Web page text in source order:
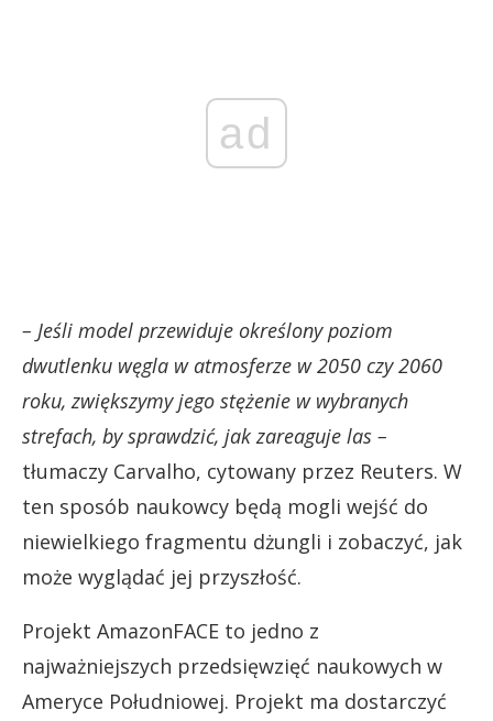
ad
– Jeśli model przewiduje określony poziom
dwutlenku węgla w atmosferze w 2050 czy 2060
roku, zwiększymy jego stężenie w wybranych
strefach, by sprawdzić, jak zareaguje las –
tłumaczy Carvalho, cytowany przez Reuters. W
ten sposób naukowcy będą mogli wejść do
niewielkiego fragmentu dżungli i zobaczyć, jak
może wyglądać jej przyszłość.
Projekt AmazonFACE to jedno z
najważniejszych przedsięwzięć naukowych w
Ameryce Południowej. Projekt ma dostarczyć